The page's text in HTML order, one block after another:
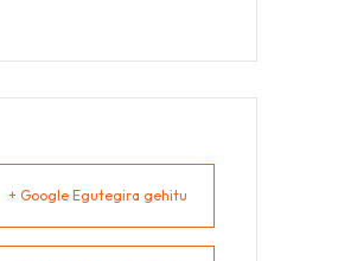
+ Google Egutegira gehitu